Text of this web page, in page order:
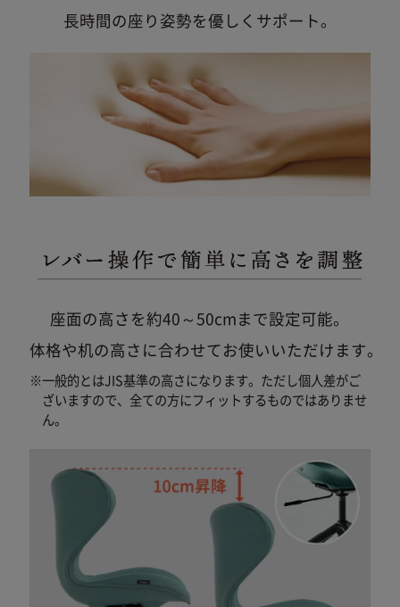
長時間の座り姿勢を優しくサポート。
座面の高さを約40～50cmまで設定可能。
体格や机の高さに合わせてお使いいただけます。
※一般的とはJIS基準の高さになります。ただし個人差がご
ざいますので、 全ての方にフィットするものではありませ
ん。